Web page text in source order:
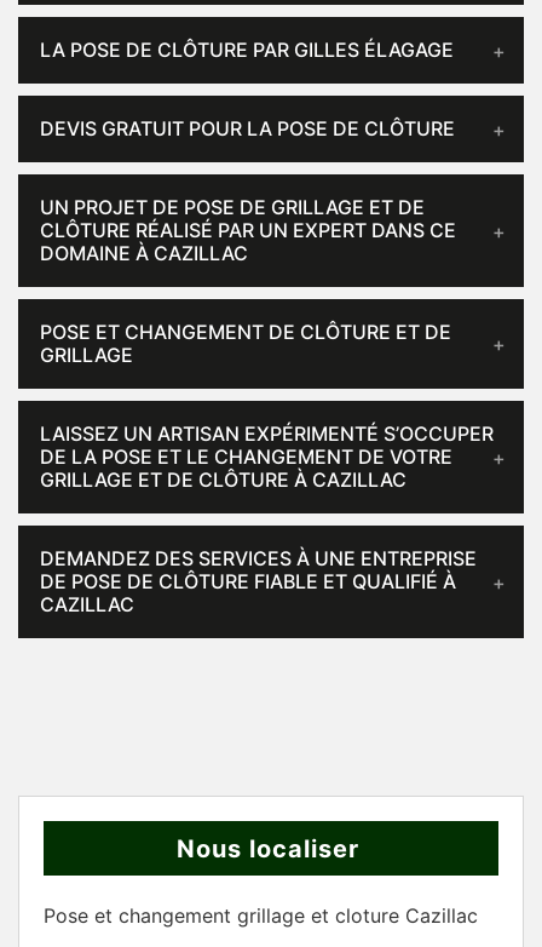
LA POSE DE CLÔTURE PAR GILLES ÉLAGAGE
DEVIS GRATUIT POUR LA POSE DE CLÔTURE
UN PROJET DE POSE DE GRILLAGE ET DE
CLÔTURE RÉALISÉ PAR UN EXPERT DANS CE
DOMAINE À CAZILLAC
POSE ET CHANGEMENT DE CLÔTURE ET DE
GRILLAGE
LAISSEZ UN ARTISAN EXPÉRIMENTÉ S’OCCUPER
DE LA POSE ET LE CHANGEMENT DE VOTRE
GRILLAGE ET DE CLÔTURE À CAZILLAC
DEMANDEZ DES SERVICES À UNE ENTREPRISE
DE POSE DE CLÔTURE FIABLE ET QUALIFIÉ À
CAZILLAC
Nous localiser
Pose et changement grillage et cloture Cazillac